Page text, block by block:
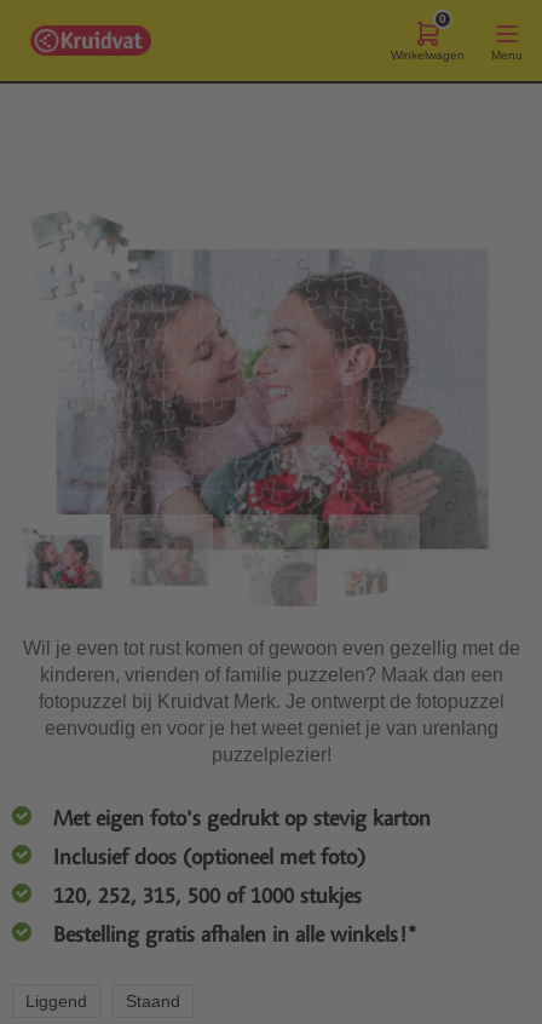
0
Winkelwagen Menu
Wil je even tot rust komen of gewoon even gezellig met de
kinderen, vrienden of familie puzzelen? Maak dan een
fotopuzzel bij Kruidvat Merk. Je ontwerpt de fotopuzzel
eenvoudig en voor je het weet geniet je van urenlang
puzzelplezier!
Met eigen foto's gedrukt op stevig karton
Inclusief doos (optioneel met foto)
120, 252, 315, 500 of 1000 stukjes
Bestelling gratis afhalen in alle winkels!*
Liggend Staand